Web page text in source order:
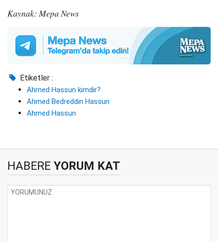
Kaynak: Mepa News
Etiketler :
Ahmed Hassun kimdir?
Ahmed Bedreddin Hassun
Ahmed Hassun
HABERE YORUM KAT